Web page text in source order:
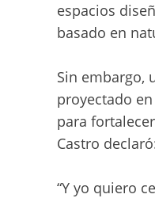
espacios
basado en
Sin embargo,
proyectado
para
Castro
“Y yo quiero